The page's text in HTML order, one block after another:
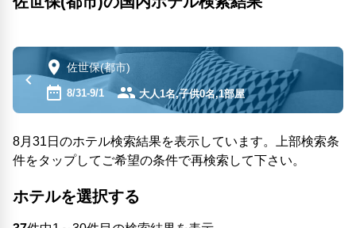
佐世保(都市)
8/31-9/1 大人1名,子供0名,1部屋
8月31日のホテル検索結果を表示しています。上部検索条
件をタップしてご希望の条件で再検索して下さい。
ホテルを選択する